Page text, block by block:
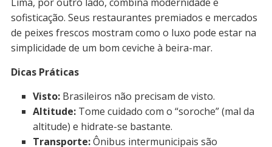
sofisticação. Seus restaurantes premiados e mercados
de peixes frescos mostram como o luxo pode estar na
simplicidade de um bom ceviche à beira-mar.
Dicas Práticas
Visto:Brasileiros não precisam de visto.
Altitude:Tome cuidado com o “soroche” (mal da
altitude) e hidrate-se bastante.
Transporte:Ônibus intermunicipais são